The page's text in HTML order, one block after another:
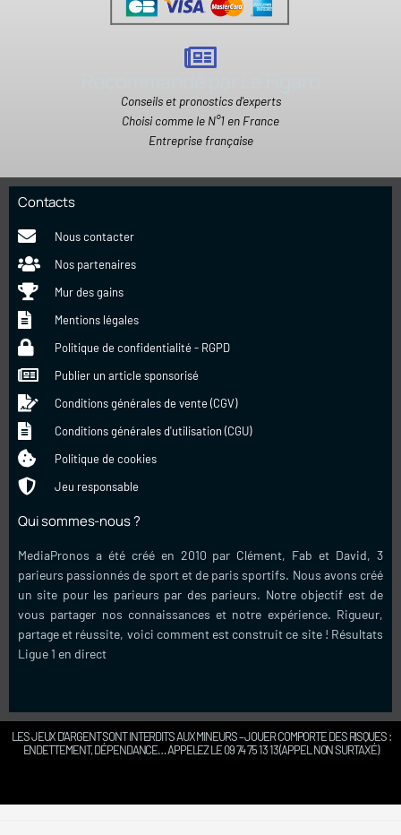
Conseils et pronostics d'experts
Choisi comme le N°1 en France
Entreprise française
Contacts
Nous contacter
Nos partenaires
Mur des gains
Mentions légales
Politique de confidentialité - RGPD
Publier un article sponsorisé
Conditions générales de vente (CGV)
Conditions générales d'utilisation (CGU)
Politique de cookies
Jeu responsable
Qui sommes-nous ?
MediaPronos a été créé en 2010 par Clément, Fab et David, 3
parieurs passionnés de sport et de paris sportifs. Nous avons créé
un site pour les parieurs par des parieurs. Notre objectif est de
vous partager nos connaissances et notre expérience. Rigueur,
partage et réussite, voici comment est construit ce site ! Résultats
Ligue 1 en direct
LES JEUX D’ARGENT SONT INTERDITS AUX MINEURS – JOUER COMPORTE DES RISQUES :
ENDETTEMENT, DÉPENDANCE… APPELEZ LE 09 74 75 13 13 (APPEL NON SURTAXÉ)